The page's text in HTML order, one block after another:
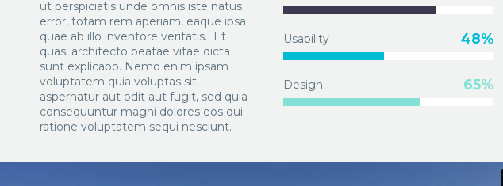
ut perspiciatis unde omnis iste natus
error, totam rem aperiam, eaque ipsa
quae ab illo inventore veritatis. Et
quasi architecto beatae vitae dicta
sunt explicabo. Nemo enim ipsam
voluptatem quia voluptas sit
aspernatur aut odit aut fugit, sed quia
consequuntur magni dolores eos qui
ratione voluptatem sequi nesciunt.
Usability 48%
Design 65%